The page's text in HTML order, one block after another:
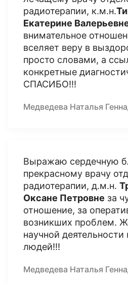
радиотерапии, к.м.н.
Екатерине
внимательное
вселяет веру в
просто словами, а
конкретные
СПАСИБО!!!
Медведева Наталья
Выражаю сердечную
прекрасному врачу
радиотерапии, д.м.н.
Оксане Петровне за
отношение, за
возникших проблем.
научной деятельности
людей!!!
Медведева Наталья